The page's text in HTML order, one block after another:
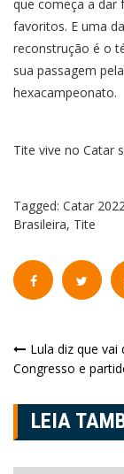
que começa a dar
favoritos. E uma
reconstrução é o
sua passagem
hexacampeonato.
Tite vive no Catar
Tagged: Catar 2022
Brasileira, Tite
de
Post
Lula diz que vai
Congresso e
LEIA